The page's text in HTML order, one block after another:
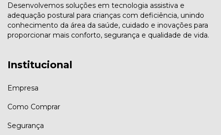
Desenvolvemos soluções em tecnologia assistiva e
adequação postural para crianças com deficiência, unindo
conhecimento da área da saúde, cuidado e inovações para
proporcionar mais conforto, segurança e qualidade de vida.
Institucional
Empresa
Como Comprar
Segurança